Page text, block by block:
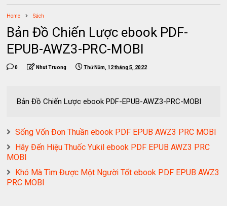
Home Sách
Bản Đồ Chiến Lược ebook PDF-
EPUB-AWZ3-PRC-MOBI
0 Nhut Truong Thứ Năm, 12 tháng 5, 2022
Bản Đồ Chiến Lược ebook PDF-EPUB-AWZ3-PRC-MOBI
Sống Vốn Đơn Thuần ebook PDF EPUB AWZ3 PRC MOBI
Hãy Đến Hiệu Thuốc Yukil ebook PDF EPUB AWZ3 PRC
MOBI
Khó Mà Tìm Được Một Người Tốt ebook PDF EPUB AWZ3
PRC MOBI